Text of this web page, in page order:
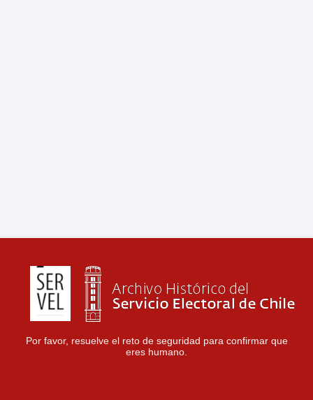
Por favor, resuelve el reto de seguridad para confirmar que
eres humano.